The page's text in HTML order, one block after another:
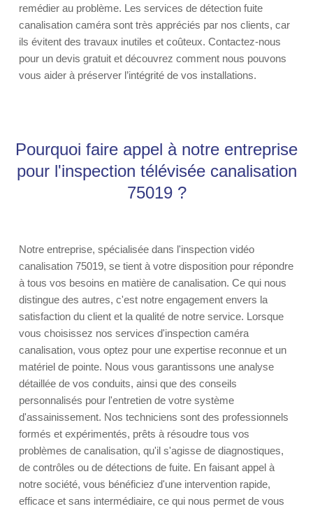
remédier au problème. Les services de détection fuite
canalisation caméra sont très appréciés par nos clients, car
ils évitent des travaux inutiles et coûteux. Contactez-nous
pour un devis gratuit et découvrez comment nous pouvons
vous aider à préserver l’intégrité de vos installations.
Pourquoi faire appel à notre entreprise
pour l'inspection télévisée canalisation
75019 ?
Notre entreprise, spécialisée dans l'inspection vidéo
canalisation 75019, se tient à votre disposition pour répondre
à tous vos besoins en matière de canalisation. Ce qui nous
distingue des autres, c'est notre engagement envers la
satisfaction du client et la qualité de notre service. Lorsque
vous choisissez nos services d'inspection caméra
canalisation, vous optez pour une expertise reconnue et un
matériel de pointe. Nous vous garantissons une analyse
détaillée de vos conduits, ainsi que des conseils
personnalisés pour l'entretien de votre système
d'assainissement. Nos techniciens sont des professionnels
formés et expérimentés, prêts à résoudre tous vos
problèmes de canalisation, qu'il s'agisse de diagnostiques,
de contrôles ou de détections de fuite. En faisant appel à
notre société, vous bénéficiez d'une intervention rapide,
efficace et sans intermédiaire, ce qui nous permet de vous